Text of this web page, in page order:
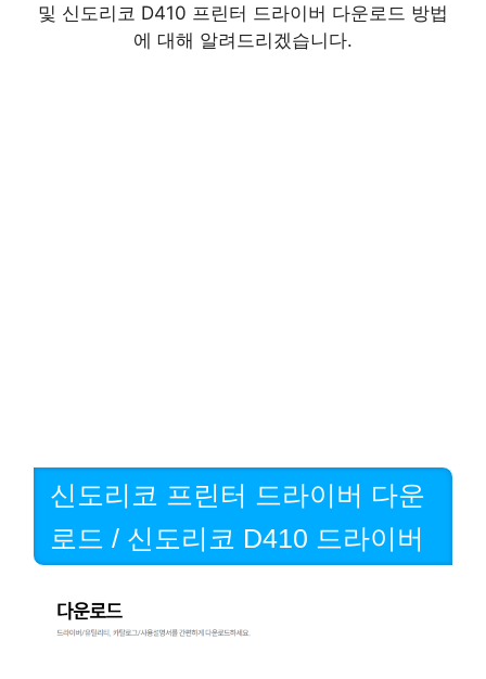
및 신도리코 D410 프린터 드라이버 다운로드 방법
에 대해 알려드리겠습니다.
신도리코 프린터 드라이버 다운
로드 / 신도리코 D410 드라이버